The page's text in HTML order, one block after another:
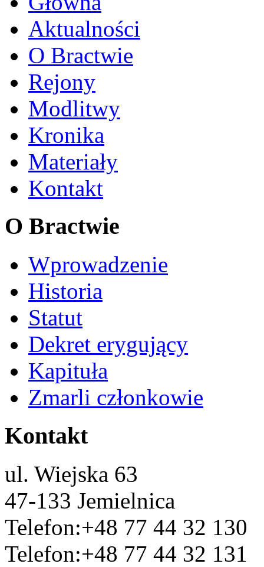
Aktualności
O Bractwie
Rejony
Modlitwy
Kronika
Materiały
Kontakt
O Bractwie
Wprowadzenie
Historia
Statut
Dekret erygujący
Kapituła
Zmarli członkowie
Kontakt
ul. Wiejska 63
47-133 Jemielnica
Telefon:+48 77 44 32 130
Telefon:+48 77 44 32 131